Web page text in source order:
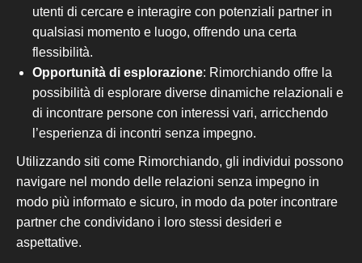
utenti di cercare e interagire con potenziali partner in
qualsiasi momento e luogo, offrendo una certa
flessibilità.
Opportunità di esplorazione: Rimorchiando offre la
possibilità di esplorare diverse dinamiche relazionali e
di incontrare persone con interessi vari, arricchendo
l’esperienza di incontri senza impegno.
Utilizzando siti come Rimorchiando, gli individui possono
navigare nel mondo delle relazioni senza impegno in
modo più informato e sicuro, in modo da poter incontrare
partner che condividano i loro stessi desideri e
aspettative.